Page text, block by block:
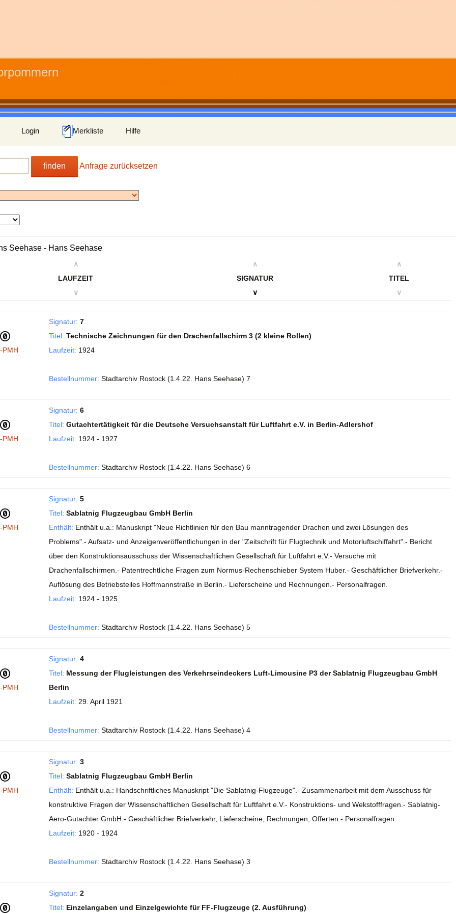
Login Merkliste Hilfe
finden Anfrage zurücksetzen
Seehase - Hans Seehase
∧
LAUFZEIT
∨
∧
SIGNATUR
∨
∧
TITEL
∨
PMH
Signatur: 7
Titel: Technische Zeichnungen für den Drachenfallschirm 3 (2 kleine Rollen)
Laufzeit: 1924
Bestellnummer: Stadtarchiv Rostock (1.4.22. Hans Seehase) 7
PMH
Signatur: 6
Titel: Gutachtertätigkeit für die Deutsche Versuchsanstalt für Luftfahrt e.V. in Berlin-Adlershof
Laufzeit: 1924 - 1927
Bestellnummer: Stadtarchiv Rostock (1.4.22. Hans Seehase) 6
PMH
Signatur: 5
Titel: Sablatnig Flugzeugbau GmbH Berlin
Enthält: Enthält u.a.: Manuskript "Neue Richtlinien für den Bau manntragender Drachen und zwei Lösungen des
Problems".- Aufsatz- und Anzeigenveröffentlichungen in der "Zeitschrift für Flugtechnik und Motorluftschiffahrt".- Bericht
über den Konstruktionsausschuss der Wissenschaftlichen Gesellschaft für Luftfahrt e.V.- Versuche mit
Drachenfallschirmen.- Patentrechtliche Fragen zum Normus-Rechenschieber System Huber.- Geschäftlicher Briefverkehr.-
Auflösung des Betriebsteiles Hoffmannstraße in Berlin.- Lieferscheine und Rechnungen.- Personalfragen.
Laufzeit: 1924 - 1925
Bestellnummer: Stadtarchiv Rostock (1.4.22. Hans Seehase) 5
PMH
Signatur: 4
Titel: Messung der Flugleistungen des Verkehrseindeckers Luft-Limousine P3 der Sablatnig Flugzeugbau GmbH
Berlin
Laufzeit: 29. April 1921
Bestellnummer: Stadtarchiv Rostock (1.4.22. Hans Seehase) 4
PMH
Signatur: 3
Titel: Sablatnig Flugzeugbau GmbH Berlin
Enthält: Enthält u.a.: Handschriftliches Manuskript "Die Sablatnig-Flugzeuge".- Zusammenarbeit mit dem Ausschuss für
konstruktive Fragen der Wissenschaftlichen Gesellschaft für Luftfahrt e.V.- Konstruktions- und Wekstofffragen.- Sablatnig-
Aero-Gutachter GmbH.- Geschäftlicher Briefverkehr, Lieferscheine, Rechnungen, Offerten.- Personalfragen.
Laufzeit: 1920 - 1924
Bestellnummer: Stadtarchiv Rostock (1.4.22. Hans Seehase) 3
Signatur: 2
Titel: Einzelangaben und Einzelgewichte für FF-Flugzeuge (2. Ausführung)